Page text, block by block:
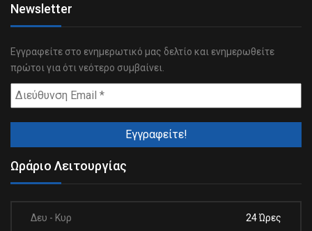
Newsletter
Εγγραφείτε στο ενημερωτικό μας δελτίο και ενημερωθείτε
πρώτοι για ότι νεότερο συμβαίνει.
Ωράριο Λειτουργίας
Δευ - Κυρ 24 Ώρες